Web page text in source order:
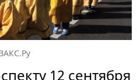
12 сентября